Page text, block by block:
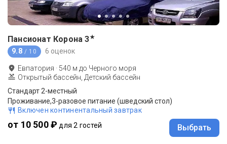
Пансионат Корона 3★
9.8 / 10 6 оценок
Евпатория · 540 м до Черного моря
Открытый бассейн, Детский бассейн
Стандарт 2-местный
Проживание,3-разовое питание (шведский стол)
Включен континентальный завтрак
от 10 500 ₽ для 2 гостей Выбрать